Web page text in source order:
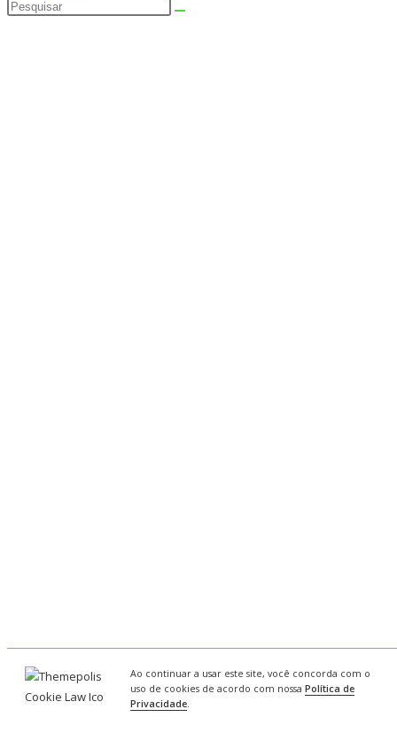
Ao continuar a usar este site, você concorda com o
uso de cookies de acordo com nossa Política de
Privacidade.